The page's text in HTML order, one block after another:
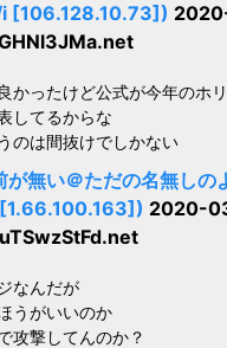
i [106.128.10.73])
かったけど公式が今年のホ
してるからな
のは間抜けでしかない
が無い＠ただの名無しの
2020-
なんだが
うがいいのか
攻撃してんのか？